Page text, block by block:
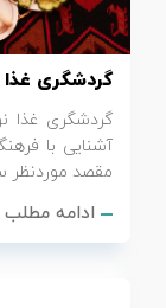
گردشگری
گردشگری غذا
آشنایی با
مقصد موردنظر
ادامه مطلب